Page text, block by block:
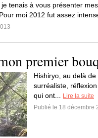
tenais à vous présenter
moi 2012 fut assez
premier
Hishiryo, au delà
surréaliste,
qui ont...
Lire la suite
Publié le 18 décembre